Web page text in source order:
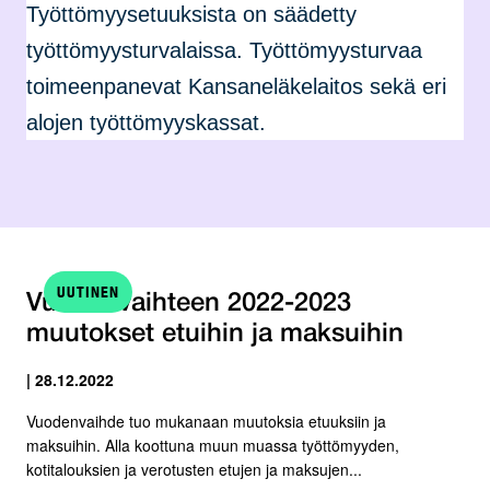
Työttömyysetuuksista on säädetty
työttömyysturvalaissa. Työttömyysturvaa
toimeenpanevat Kansaneläkelaitos sekä eri
alojen työttömyyskassat.
UUTINEN
Vuodenvaihteen 2022-2023
muutokset etuihin ja maksuihin
| 28.12.2022
Vuodenvaihde tuo mukanaan muutoksia etuuksiin ja
maksuihin. Alla koottuna muun muassa työttömyyden,
kotitalouksien ja verotusten etujen ja maksujen...